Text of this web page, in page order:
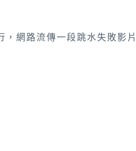
網路流傳一段跳水失敗影